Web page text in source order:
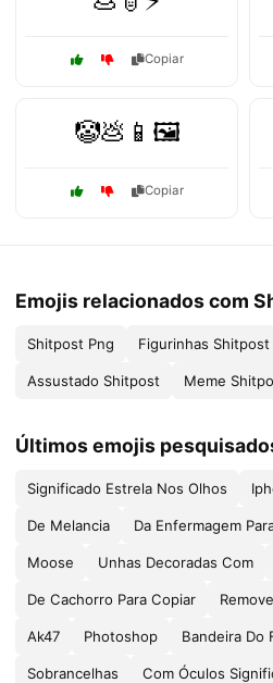
Copiar
🤡💩📱🖼️
Copiar
Emojis relacionados com
Shitpost Png Figurinhas Shitpost
Assustado Shitpost Meme
Últimos emojis
Significado Estrela Nos Olhos
De Melancia Da Enfermagem
Moose Unhas Decoradas Com
De Cachorro Para Copiar
Ak47 Photoshop Bandeira Do
Sobrancelhas Com Óculos